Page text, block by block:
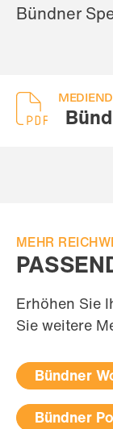
Bündner
MEHR
Erhöhen Sie
Sie weitere
Bündner
Bündner